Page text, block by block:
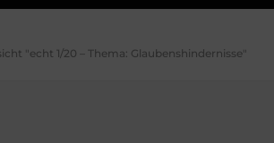
"echt 1/20 – Thema: Glaubenshindernisse"